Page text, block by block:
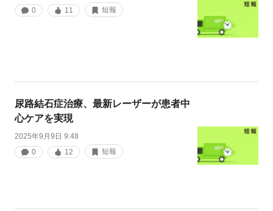
0
11 短報
尿路結石症治療、最新レーザーが患者中
心ケアを実現
2025年9月9日 9:48
0
12 短報